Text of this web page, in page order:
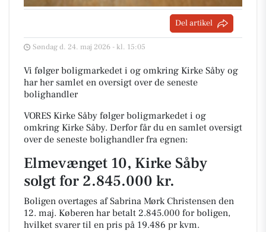
Del artikel
Søndag d. 24. maj 2026 - kl. 15:05
Vi følger boligmarkedet i og omkring Kirke Såby og
har her samlet en oversigt over de seneste
bolighandler
VORES Kirke Såby følger boligmarkedet i og
omkring Kirke Såby. Derfor får du en samlet oversigt
over de seneste bolighandler fra egnen:
Elmevænget 10, Kirke Såby
solgt for 2.845.000 kr.
Boligen overtages af Sabrina Mørk Christensen den
12. maj. Køberen har betalt 2.845.000 for boligen,
hvilket svarer til en pris på 19.486 pr kvm.